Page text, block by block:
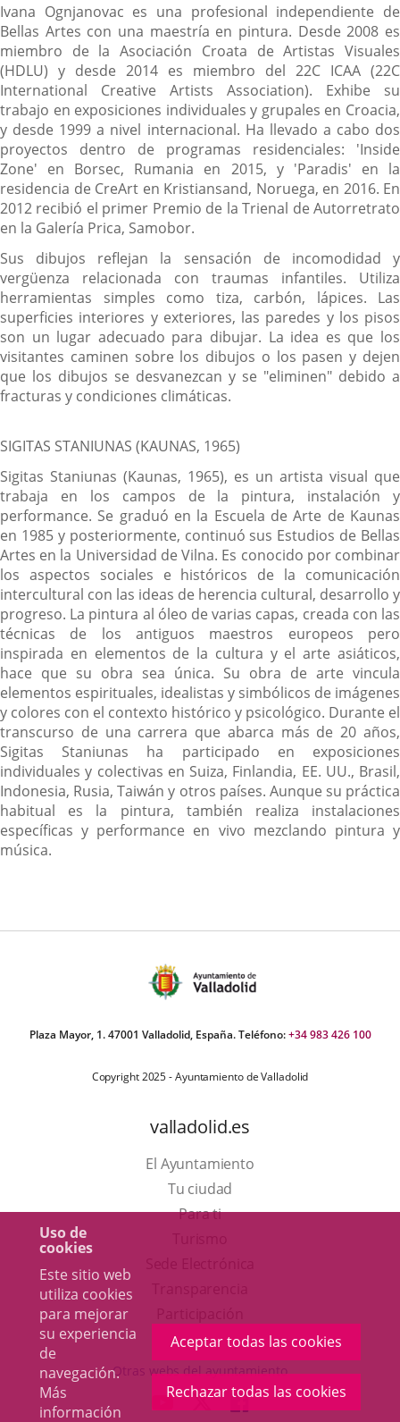
Uso de
cookies
Este sitio web
utiliza cookies
para mejorar
su experiencia
de
navegación.
Más
información
Aceptar todas las cookies
Rechazar todas las cookies
Ivana Ognjanovac es una profesional independiente de
Bellas Artes con una maestría en pintura. Desde 2008 es
miembro de la Asociación Croata de Artistas Visuales
(HDLU) y desde 2014 es miembro del 22C ICAA (22C
International Creative Artists Association). Exhibe su
trabajo en exposiciones individuales y grupales en Croacia,
y desde 1999 a nivel internacional. Ha llevado a cabo dos
proyectos dentro de programas residenciales: 'Inside
Zone' en Borsec, Rumania en 2015, y 'Paradis' en la
residencia de CreArt en Kristiansand, Noruega, en 2016. En
2012 recibió el primer Premio de la Trienal de Autorretrato
en la Galería Prica, Samobor.
Sus dibujos reflejan la sensación de incomodidad y
vergüenza relacionada con traumas infantiles. Utiliza
herramientas simples como tiza, carbón, lápices. Las
superficies interiores y exteriores, las paredes y los pisos
son un lugar adecuado para dibujar. La idea es que los
visitantes caminen sobre los dibujos o los pasen y dejen
que los dibujos se desvanezcan y se "eliminen" debido a
fracturas y condiciones climáticas.
SIGITAS STANIUNAS (KAUNAS, 1965)
Sigitas Staniunas (Kaunas, 1965), es un artista visual que
trabaja en los campos de la pintura, instalación y
performance. Se graduó en la Escuela de Arte de Kaunas
en 1985 y posteriormente, continuó sus Estudios de Bellas
Artes en la Universidad de Vilna. Es conocido por combinar
los aspectos sociales e históricos de la comunicación
intercultural con las ideas de herencia cultural, desarrollo y
progreso. La pintura al óleo de varias capas, creada con las
técnicas de los antiguos maestros europeos pero
inspirada en elementos de la cultura y el arte asiáticos,
hace que su obra sea única. Su obra de arte vincula
elementos espirituales, idealistas y simbólicos de imágenes
y colores con el contexto histórico y psicológico. Durante el
transcurso de una carrera que abarca más de 20 años,
Sigitas Staniunas ha participado en exposiciones
individuales y colectivas en Suiza, Finlandia, EE. UU., Brasil,
Indonesia, Rusia, Taiwán y otros países. Aunque su práctica
habitual es la pintura, también realiza instalaciones
específicas y performance en vivo mezclando pintura y
música.
Plaza Mayor, 1. 47001 Valladolid, España. Teléfono:+34 983 426 100
Copyright 2025 - Ayuntamiento de Valladolid
valladolid.es
El Ayuntamiento
Tu ciudad
Para ti
en
una
ventana
nueva.
aplicación
externa.
Otras webs del ayuntamiento
ENLACEENLACEENLACE